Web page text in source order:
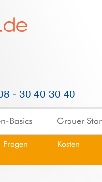
- 30 40 30 40
Basics Grauer Star
Fragen Kosten